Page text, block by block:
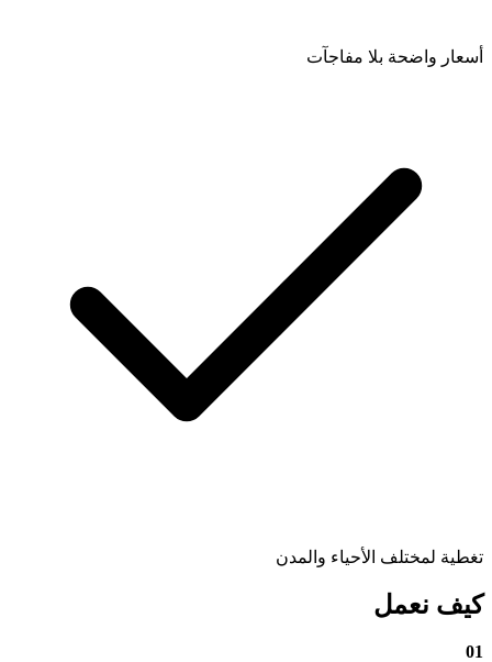
أسعار واضحة بلا مفاجآت
تغطية لمختلف الأحياء والمدن
كيف نعمل
01